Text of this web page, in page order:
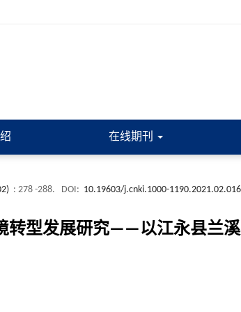
在线期刊
: 278 -288. DOI: 10.19603/j.cnki.1000-1190.2021.02.016
转型发展研究——以江永县兰